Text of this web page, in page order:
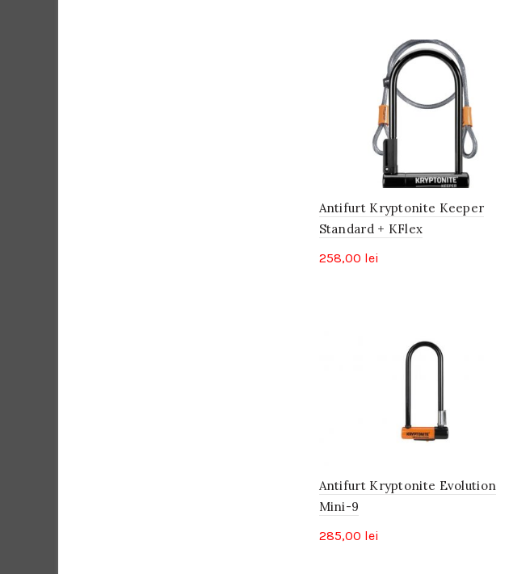
Antifurt Kryptonite Keeper
Standard + KFlex
258,00 lei
Antifurt Kryptonite Evolution
Mini-9
285,00 lei